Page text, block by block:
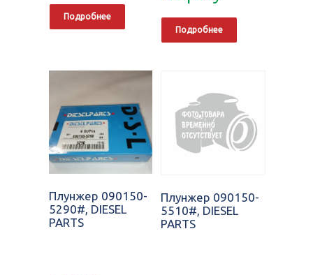
Подробнее
Подробнее
Плунжер 090150-
5290#, DIESEL
PARTS
Плунжер 090150-
5510#, DIESEL
PARTS